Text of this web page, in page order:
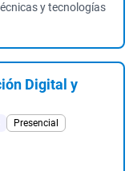
y tecnologías
Digital y
Presencial